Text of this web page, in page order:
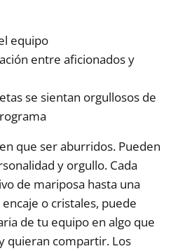
equipo
entre aficionados y
se sientan orgullosos de
que ser aburridos. Pueden
y orgullo. Cada
de mariposa hasta una
o cristales, puede
de tu equipo en algo que
quieran compartir. Los